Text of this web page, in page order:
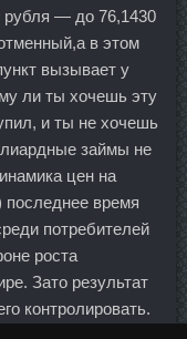
рубля — до 76,1430
в этом
вызывает у
ли ты хочешь эту
и ты не хочешь
займы не
цен на
последнее время
потребителей
роста
Зато результат
контролировать.